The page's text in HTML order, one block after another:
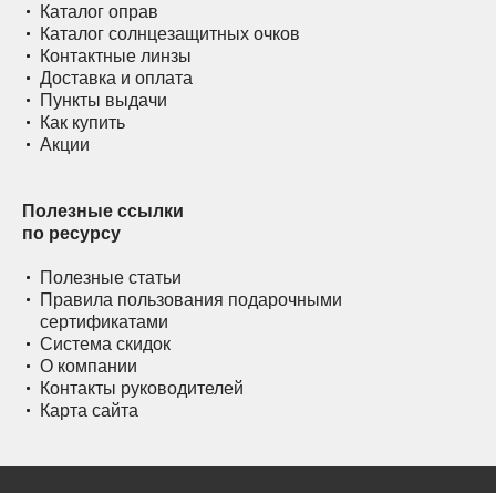
Каталог оправ
Каталог солнцезащитных очков
Контактные линзы
Доставка и оплата
Пункты выдачи
Как купить
Акции
Полезные ссылки
по ресурсу
Полезные статьи
Правила пользования подарочными
сертификатами
Система скидок
О компании
Контакты руководителей
Карта сайта